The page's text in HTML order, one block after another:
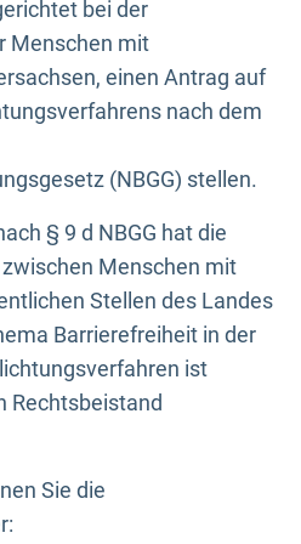
bei der
Menschen mit
einen Antrag auf
nach dem
(NBGG) stellen.
§ 9 d NBGG hat die
Menschen mit
Stellen des Landes
Barrierefreiheit in der
ist
Rechtsbeistand
Sie die